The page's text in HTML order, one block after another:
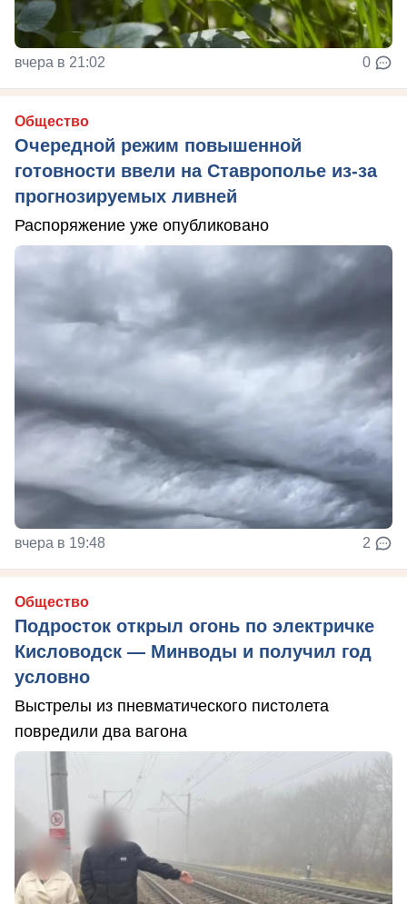
вчера в 21:02 0
Общество
Очередной режим повышенной
готовности ввели на Ставрополье из-за
прогнозируемых ливней
Распоряжение уже опубликовано
вчера в 19:48 2
Общество
Подросток открыл огонь по электричке
Кисловодск — Минводы и получил год
условно
Выстрелы из пневматического пистолета
повредили два вагона